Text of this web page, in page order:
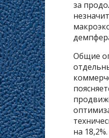
за
Общие
на 18,2%.